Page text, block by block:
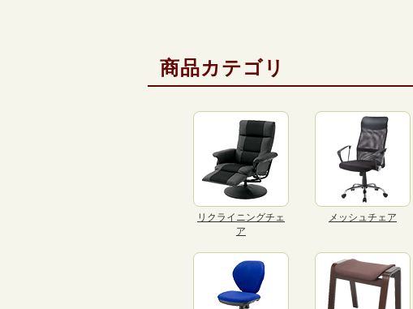
商品カテゴリ
リクライニングチェ
ア
メッシュチェア